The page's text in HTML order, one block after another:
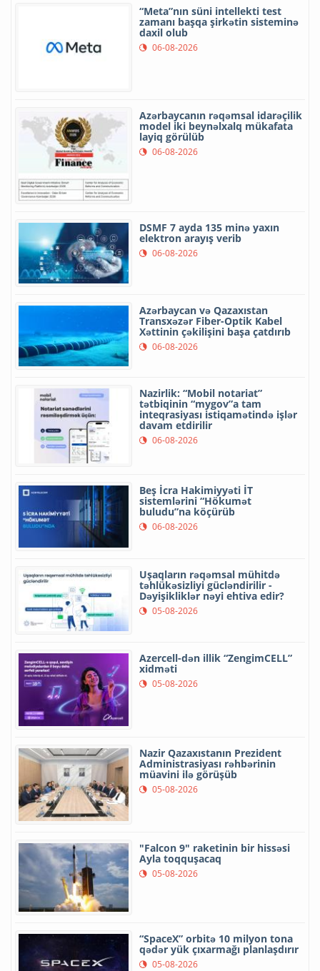
“Meta”nın süni intellekti test
zamanı başqa şirkətin sisteminə
daxil olub
06-08-2026
Azərbaycanın rəqəmsal idarəçilik
model iki beynəlxalq mükafata
layiq görülüb
06-08-2026
DSMF 7 ayda 135 minə yaxın
elektron arayış verib
06-08-2026
Azərbaycan və Qazaxıstan
Transxəzər Fiber-Optik Kabel
Xəttinin çəkilişini başa çatdırıb
06-08-2026
Nazirlik: “Mobil notariat”
tətbiqinin “mygov”a tam
inteqrasiyası istiqamətində işlər
davam etdirilir
06-08-2026
Beş İcra Hakimiyyəti İT
sistemlərini “Hökumət
buludu”na köçürüb
06-08-2026
Uşaqların rəqəmsal mühitdə
təhlükəsizliyi gücləndirilir -
Dəyişikliklər nəyi ehtiva edir?
05-08-2026
Azercell-dən illik “ZengimCELL”
xidməti
05-08-2026
Nazir Qazaxıstanın Prezident
Administrasiyası rəhbərinin
müavini ilə görüşüb
05-08-2026
"Falcon 9" raketinin bir hissəsi
Ayla toqquşacaq
05-08-2026
“SpaceX” orbitə 10 milyon tona
qədər yük çıxarmağı planlaşdırır
05-08-2026